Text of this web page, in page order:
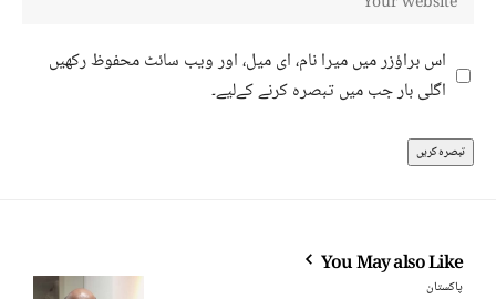
اس براؤزر میں میرا نام، ای میل، اور ویب سائٹ محفوظ رکھیں
اگلی بار جب میں تبصرہ کرنے کےلیے۔
You May also Like
پاکستان